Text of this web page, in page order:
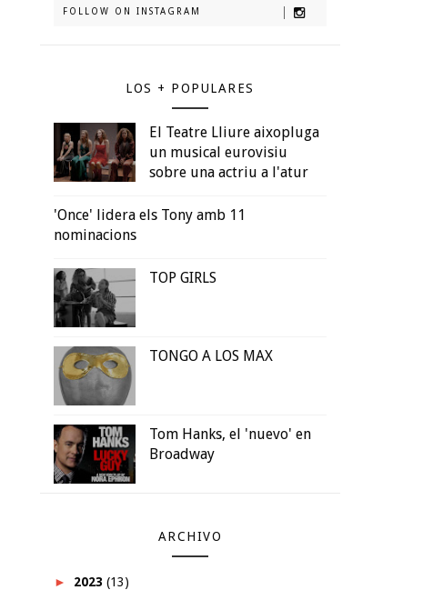
FOLLOW ON INSTAGRAM
LOS + POPULARES
El Teatre Lliure aixopluga
un musical eurovisiu
sobre una actriu a l'atur
'Once' lidera els Tony amb 11
nominacions
TOP GIRLS
TONGO A LOS MAX
Tom Hanks, el 'nuevo' en
Broadway
ARCHIVO
► 2023 (13)